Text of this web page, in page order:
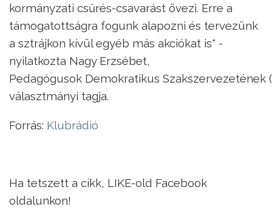
kormányzati csűrés-csavarást övezi. Erre a
támogatottságra fogunk alapozni és tervezünk
a sztrájkon kívül egyéb más akciókat is" -
nyilatkozta Nagy Erzsébet,
Pedagógusok Demokratikus Szakszervezetének
választmányi tagja.
Forrás: Klubrádió
Ha tetszett a cikk, LIKE-old Facebook
oldalunkon!